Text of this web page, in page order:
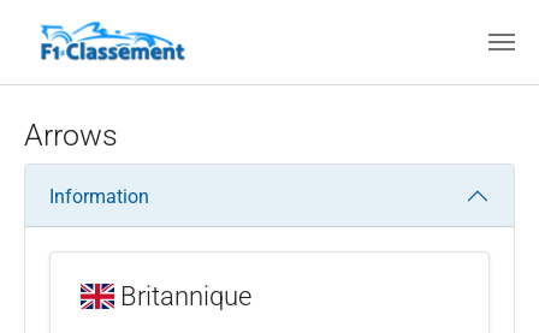
Arrows
Information
Britannique